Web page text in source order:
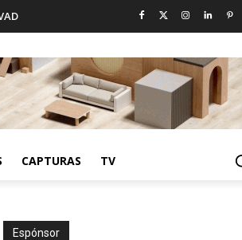
CAPTURAS TV
Espónsor